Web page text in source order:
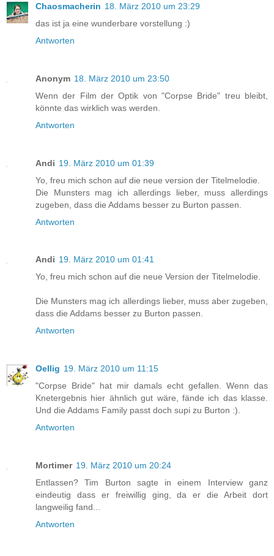
Chaosmacherin 18. März 2010 um 23:29
das ist ja eine wunderbare vorstellung :)
Antworten
Anonym 18. März 2010 um 23:50
Wenn der Film der Optik von "Corpse Bride" treu bleibt,
könnte das wirklich was werden.
Antworten
Andi 19. März 2010 um 01:39
Yo, freu mich schon auf die neue version der Titelmelodie.
Die Munsters mag ich allerdings lieber, muss allerdings
zugeben, dass die Addams besser zu Burton passen.
Antworten
Andi 19. März 2010 um 01:41
Yo, freu mich schon auf die neue Version der Titelmelodie.
Die Munsters mag ich allerdings lieber, muss aber zugeben,
dass die Addams besser zu Burton passen.
Antworten
Oellig 19. März 2010 um 11:15
"Corpse Bride" hat mir damals echt gefallen. Wenn das
Knetergebnis hier ähnlich gut wäre, fände ich das klasse.
Und die Addams Family passt doch supi zu Burton :).
Antworten
Mortimer 19. März 2010 um 20:24
Entlassen? Tim Burton sagte in einem Interview ganz
eindeutig dass er freiwillig ging, da er die Arbeit dort
langweilig fand...
Antworten